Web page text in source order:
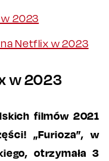
2023
Netflix w 2023
w 2023
filmów 2021
„Furioza”, w
otrzymała 3